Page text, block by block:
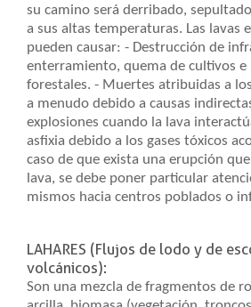
su camino será derribado,
a sus altas temperaturas. Las lavas
pueden causar: - Destrucción de
enterramiento, quema de cultivos e
forestales. - Muertes atribuidas a
a menudo debido a causas
explosiones cuando la lava
asfixia debido a los gases tóxicos
caso de que exista una erupción
lava, se debe poner particular
mismos hacia centros poblados o
LAHARES (Flujos de lodo y de
volcánicos):
Son una mezcla de fragmentos de